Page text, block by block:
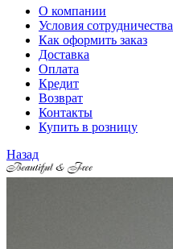
О компании
Условия сотрудничества
Как оформить заказ
Доставка
Оплата
Кредит
Возврат
Контакты
Купить в розницу
Назад